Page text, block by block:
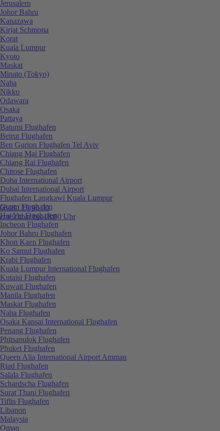
0848 / 19 96 00
erreichbar bis 18:00 Uhr
Jerusalem
Johor Bahru
Kanazawa
Kirjat Schmona
Korat
Kuala Lumpur
Kyoto
Maskat
Minato (Tokyo)
Naha
Nikko
Odawara
Osaka
Pattaya
Batumi Flughafen
Beirut Flughafen
Ben Gurion Flughafen Tel Aviv
Chiang Mai Flughafen
Chiang Rai Flughafen
Chitose Flughafen
Doha International Airport
Dubai International Airport
Flughafen Langkawi Kuala Lumpur
Guam Flughafen
Hat Yai Flughafen
Incheon Flughafen
Johor Bahru Flughafen
Khon Kaen Flughafen
Ko Samui Flughafen
Krabi Flughafen
Kuala Lumpur International Flughafen
Kutaisi Flughafen
Kuwait Flughafen
Manila Flughafen
Maskat Flughafen
Naha Flughafen
Osaka Kansai International Flughafen
Penang Flughafen
Phitsanulok Flughafen
Phuket Flughafen
Queen Alia International Airport Amman
Riad Flughafen
Salala Flughafen
Schardscha Flughafen
Surat Thani Flughafen
Tiflis Flughafen
Libanon
Malaysia
Oman